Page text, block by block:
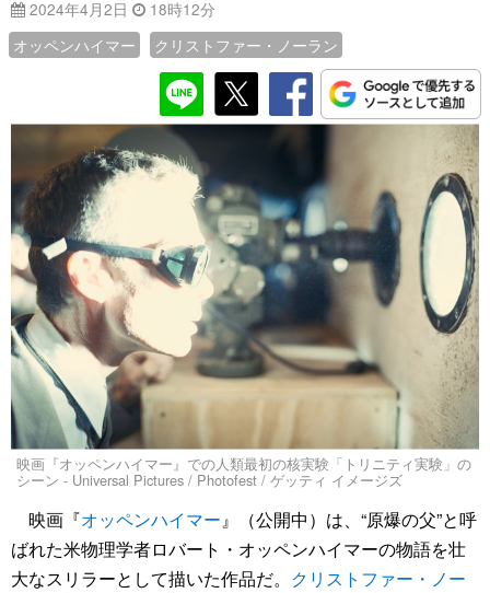
2024年4月2日
18時12分
オッペンハイマー
クリストファー・ノーラン
映画『オッペンハイマー』での人類最初の核実験「トリニティ実験」の
シーン - Universal Pictures / Photofest / ゲッティ イメージズ
映画『オッペンハイマー』（公開中）は、“原爆の父”と呼
ばれた米物理学者ロバート・オッペンハイマーの物語を壮
大なスリラーとして描いた作品だ。 クリストファー・ノー